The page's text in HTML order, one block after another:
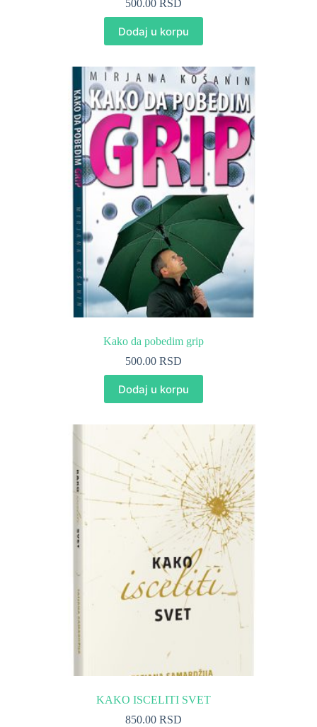
500.00 RSD
Dodaj u korpu
Kako da pobedim grip
500.00RSD
Dodaj u korpu
KAKO ISCELITI SVET
850.00RSD